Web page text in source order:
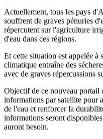
Actuellement, tous les pays
souffrent de graves pénuries
répercutent sur l'agriculture
d'eau dans ces régions.
Et cette situation est appelée à
climatique entraîne des
avec de graves répercussions
Objectif de ce nouveau portail
informations par satellite pour
de l'eau et renforcer la
informations seront
auront besoin.